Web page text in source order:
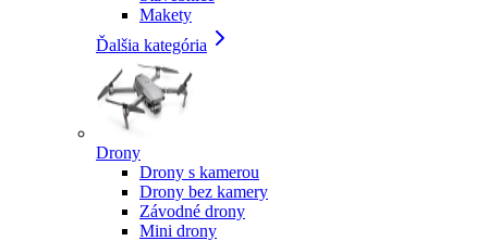
Makety
Ďalšia kategória
Drony
Drony s kamerou
Drony bez kamery
Závodné drony
Mini drony